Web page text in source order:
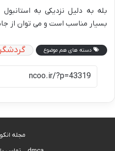
بله به دلیل نزدیکی به
بسیار مناسب است و می توان از
دسته های هم موضوع
مجله انکو 2026